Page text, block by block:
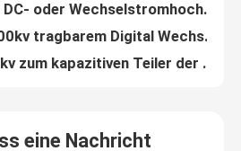
BDV-I heißes Prüfvorrichtung 60kv 80kv 100kv des Verkaufs-Laborzuverlässige Öl-IEC60156
Hocheffiziente Gebrauchttransformator-Abfallölfilter aus der ZJA-Serie
eine Nachricht